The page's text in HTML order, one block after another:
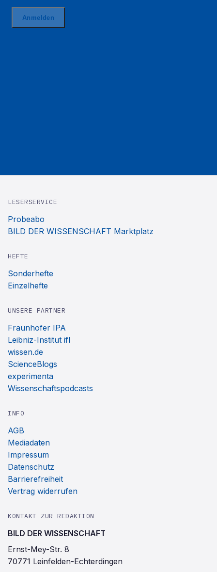
LESERSERVICE
Probeabo
BILD DER WISSENSCHAFT Marktplatz
HEFTE
Sonderhefte
Einzelhefte
UNSERE PARTNER
Fraunhofer IPA
Leibniz-Institut ifl
wissen.de
ScienceBlogs
experimenta
Wissenschaftspodcasts
INFO
AGB
Mediadaten
Impressum
Datenschutz
Barrierefreiheit
Vertrag widerrufen
KONTAKT ZUR REDAKTION
BILD DER WISSENSCHAFT
Ernst-Mey-Str. 8
70771 Leinfelden-Echterdingen